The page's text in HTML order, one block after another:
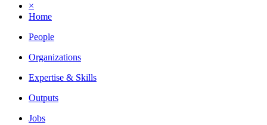
×
Home
People
Organizations
Expertise & Skills
Outputs
Jobs